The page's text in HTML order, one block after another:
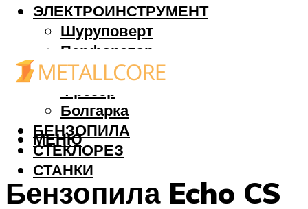
ЭЛЕКТРОИНСТРУМЕНТ
Шуруповерт
Перфоратор
Дрель
Фрезер
Болгарка
БЕНЗОПИЛА
СТЕКЛОРЕЗ
СТАНКИ
МЕНЮ
Бензопила Echo CS